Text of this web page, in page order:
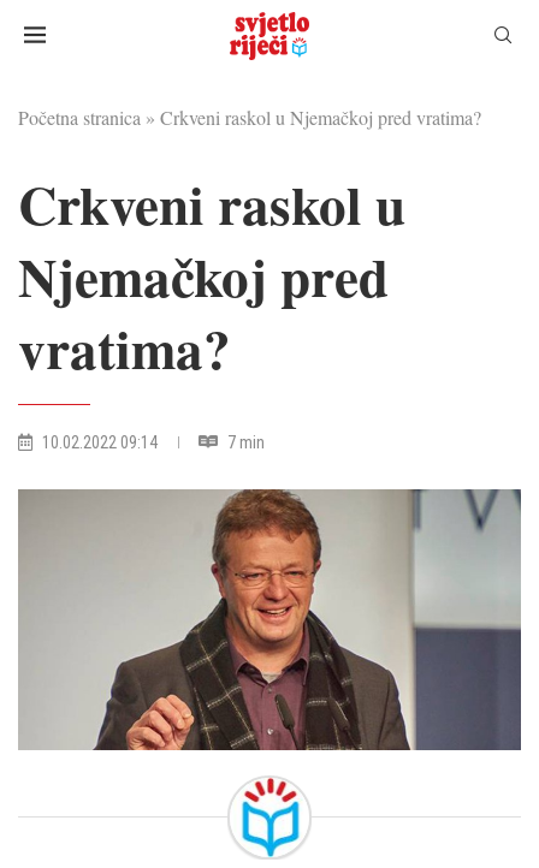
Početna stranica » Crkveni raskol u Njemačkoj pred vratima?
Crkveni raskol u
Njemačkoj pred
vratima?
10.02.2022 09:14 7 min